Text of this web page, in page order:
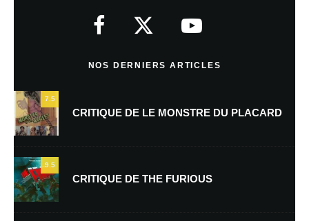
Nom*
NOS DERNIERS ARTICLES
7.5
CRITIQUE DE LE MONSTRE DU PLACARD
9.5
CRITIQUE DE THE FURIOUS